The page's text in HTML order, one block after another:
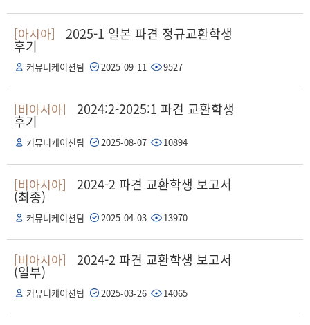
[아시아] 2025-1 일본 파견 정규교환학생
후기
커뮤니케이션팀 2025-09-11 9527
[비아시아] 2024:2-2025:1 파견 교환학생
후기
커뮤니케이션팀 2025-08-07 10894
[비아시아] 2024-2 파견 교환학생 보고서
(최종)
커뮤니케이션팀 2025-04-03 13970
[비아시아] 2024-2 파견 교환학생 보고서
(일부)
커뮤니케이션팀 2025-03-26 14065